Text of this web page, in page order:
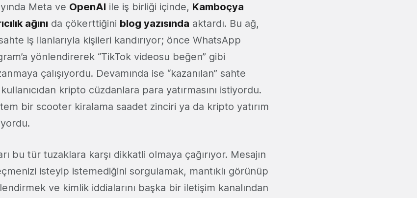
Meta ve OpenAI ile iş birliği içinde, Kamboçya
ağını da çökerttiğini blog yazısında aktardı. Bu ağ,
iş ilanlarıyla kişileri kandırıyor; önce WhatsApp
yönlendirerek “TikTok videosu beğen” gibi
çalışıyordu. Devamında ise “kazanılan” sahte
kripto cüzdanlara para yatırmasını istiyordu.
bir scooter kiralama saadet zinciri ya da kripto yatırım
bu tür tuzaklara karşı dikkatli olmaya çağırıyor. Mesajın
isteyip istemediğini sorgulamak, mantıklı görünüp
ve kimlik iddialarını başka bir iletişim kanalından